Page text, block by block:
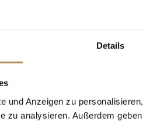
Details
und Anzeigen zu
zu analysieren. Außerdem